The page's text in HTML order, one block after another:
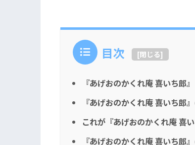
目次 [閉じる]
『あげおのかくれ庵 喜いち郎
『あげおのかくれ庵 喜いち郎
これが『あげおのかくれ庵 喜
『あげおのかくれ庵 喜いち郎